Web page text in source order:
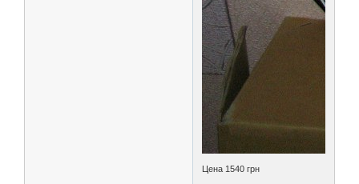
Цена 1540 грн